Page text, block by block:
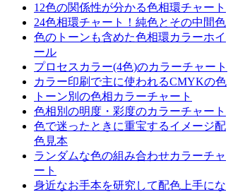
12色の関係性が分かる色相環チャート
24色相環チャート！純色とその中間色
色のトーンも含めた色相環カラーホイ
ール
プロセスカラー(4色)のカラーチャート
カラー印刷で主に使われるCMYKの色
トーン別の色相カラーチャート
色相別の明度・彩度のカラーチャート
色で迷ったときに重宝するイメージ配
色見本
ランダムな色の組み合わせカラーチャ
ート
身近なお手本を研究して配色上手にな